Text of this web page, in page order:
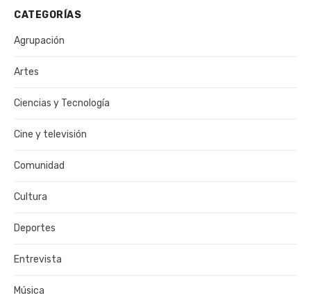
CATEGORÍAS
Agrupación
Artes
Ciencias y Tecnología
Cine y televisión
Comunidad
Cultura
Deportes
Entrevista
Música